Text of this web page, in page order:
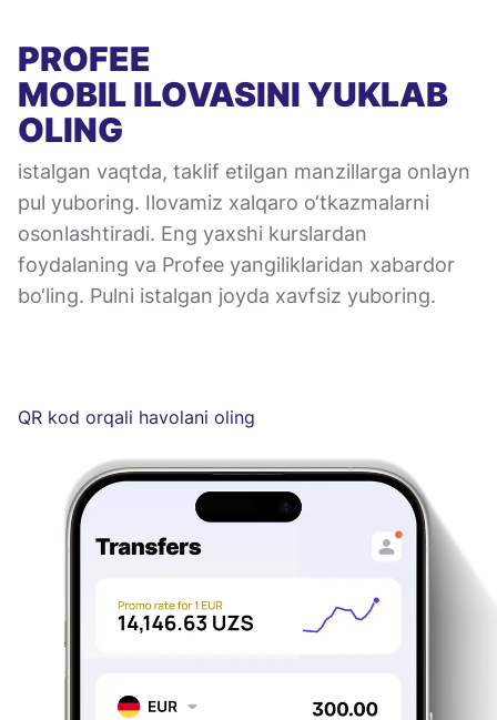
PROFEE
MOBIL ILOVASINIYUKLAB
OLING
istalgan vaqtda, taklif etilgan manzillarga onlayn
pul yuboring. Ilovamiz xalqaro o‘tkazmalarni
osonlashtiradi. Eng yaxshi kurslardan
foydalaning va Profee yangiliklaridan xabardor
bo‘ling. Pulni istalgan joyda xavfsiz yuboring.
QR kod orqali havolani oling